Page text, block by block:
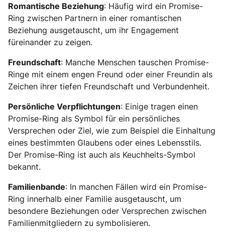
Romantische Beziehung: Häufig wird ein Promise-
Ring zwischen Partnern in einer romantischen
Beziehung ausgetauscht, um ihr Engagement
füreinander zu zeigen.
Freundschaft: Manche Menschen tauschen Promise-
Ringe mit einem engen Freund oder einer Freundin als
Zeichen ihrer tiefen Freundschaft und Verbundenheit.
Persönliche Verpflichtungen: Einige tragen einen
Promise-Ring als Symbol für ein persönliches
Versprechen oder Ziel, wie zum Beispiel die Einhaltung
eines bestimmten Glaubens oder eines Lebensstils.
Der Promise-Ring ist auch als Keuchheits-Symbol
bekannt.
Familienbande: In manchen Fällen wird ein Promise-
Ring innerhalb einer Familie ausgetauscht, um
besondere Beziehungen oder Versprechen zwischen
Familienmitgliedern zu symbolisieren.